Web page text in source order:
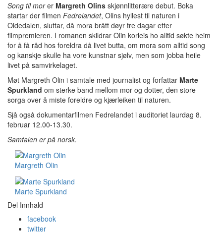
Song til morer Margreth Olins skjønnlitterære debut. Boka
startar der filmen Fedrelandet, Olins hyllest til naturen i
Oldedalen, sluttar, då mora brått døyr tre dagar etter
filmpremieren. I romanen skildrar Olin korleis ho alltid søkte heim
for å få råd hos foreldra då livet butta, om mora som alltid song
og kanskje skulle ha vore kunstnar sjølv, men som jobba heile
livet på samvirkelaget.
Møt Margreth Olin i samtale med journalist og forfattar Marte
Spurkland om sterke band mellom mor og dotter, den store
sorga over å miste foreldre og kjærleiken til naturen.
Sjå også dokumentarfilmen Fedrelandet i auditoriet laurdag 8.
februar 12.00-13.30.
Samtalen er på norsk.
Margreth Olin
Marte Spurkland
Del Innhald
facebook
twitter